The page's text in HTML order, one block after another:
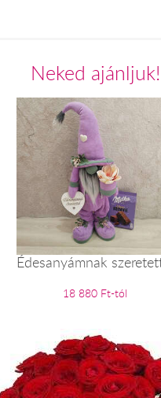
Neked ajánljuk!
Édesanyámnak
18 880 Ft-tól